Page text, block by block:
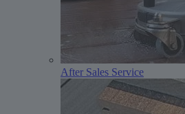
After Sales Service